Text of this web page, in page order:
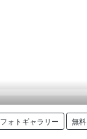
フォトギャラリー 無